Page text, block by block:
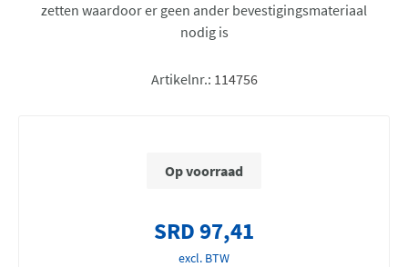
zetten waardoor er geen ander bevestigingsmateriaal
nodig is
Artikelnr.: 114756
Op voorraad
SRD 97,41
excl. BTW